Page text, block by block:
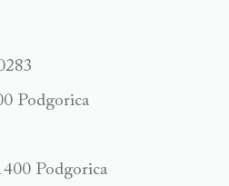
Podgorica
Podgorica